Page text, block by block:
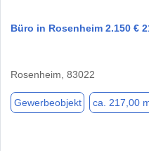
Büro in Rosenheim 2.150 €
Rosenheim, 83022
Gewerbeobjekt ca. 217,00